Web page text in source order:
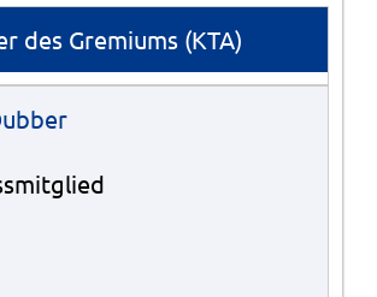
des Gremiums (KTA)